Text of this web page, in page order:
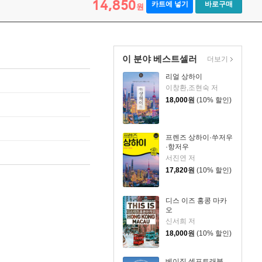
14,850원 카트에 넣기 바로구매
이 분야 베스트셀러
리얼 상하이
이창환,조현숙 저
18,000원 (10% 할인)
프렌즈 상하이·쑤저우
·항저우
서진연 저
17,820원 (10% 할인)
디스 이즈 홍콩 마카
오
신서희 저
18,000원 (10% 할인)
더보기